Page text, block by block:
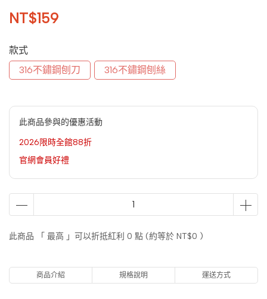
NT$159
款式
316不鏽鋼刨刀
316不鏽鋼刨絲
此商品參與的優惠活動
2026限時全館88折
官網會員好禮
此商品 「 最高 」可以折抵紅利 0 點 (約等於 NT$0 )
商品介紹 規格說明 運送方式